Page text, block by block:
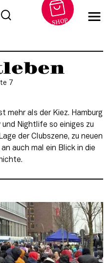
SHOP
7
mehr als der Kiez. Hamburg
Nightlife so einiges zu
der Clubszene, zu neuen
auch mal ein Blick in die